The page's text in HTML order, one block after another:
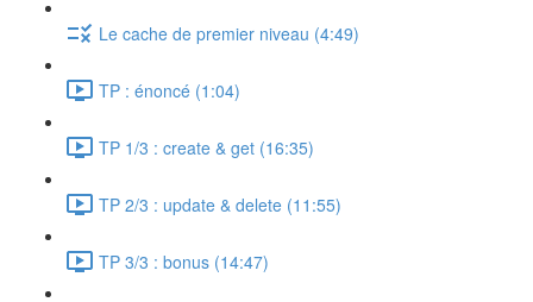
Le cache de premier niveau (4:49)
TP : énoncé (1:04)
TP 1/3 : create & get (16:35)
TP 2/3 : update & delete (11:55)
TP 3/3 : bonus (14:47)